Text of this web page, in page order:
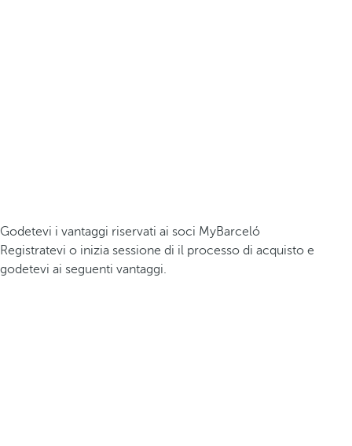
Godetevi i vantaggi riservati ai soci MyBarceló
Registratevi o inizia sessione di il processo di acquisto e
godetevi ai seguenti vantaggi.